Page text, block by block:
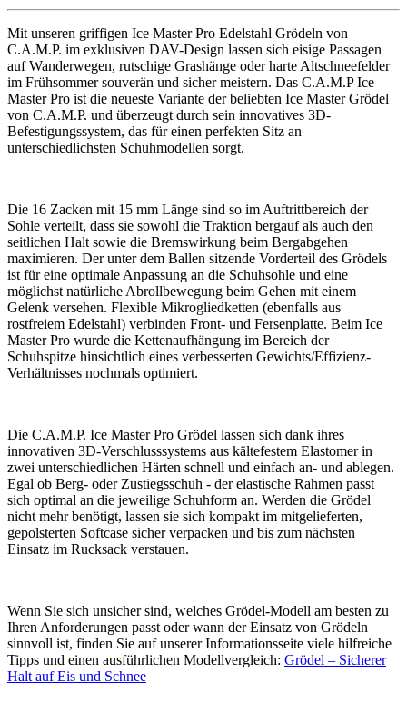
Mit unseren griffigen Ice Master Pro Edelstahl Grödeln von
C.A.M.P. im exklusiven DAV-Design lassen sich eisige Passagen
auf Wanderwegen, rutschige Grashänge oder harte Altschneefelder
im Frühsommer souverän und sicher meistern. Das C.A.M.P Ice
Master Pro ist die neueste Variante der beliebten Ice Master Grödel
von C.A.M.P. und überzeugt durch sein innovatives 3D-
Befestigungssystem, das für einen perfekten Sitz an
unterschiedlichsten Schuhmodellen sorgt.
Die 16 Zacken mit 15 mm Länge sind so im Auftrittbereich der
Sohle verteilt, dass sie sowohl die Traktion bergauf als auch den
seitlichen Halt sowie die Bremswirkung beim Bergabgehen
maximieren. Der unter dem Ballen sitzende Vorderteil des Grödels
ist für eine optimale Anpassung an die Schuhsohle und eine
möglichst natürliche Abrollbewegung beim Gehen mit einem
Gelenk versehen. Flexible Mikrogliedketten (ebenfalls aus
rostfreiem Edelstahl) verbinden Front- und Fersenplatte. Beim Ice
Master Pro wurde die Kettenaufhängung im Bereich der
Schuhspitze hinsichtlich eines verbesserten Gewichts/Effizienz-
Verhältnisses nochmals optimiert.
Die C.A.M.P. Ice Master Pro Grödel lassen sich dank ihres
innovativen 3D-Verschlusssystems aus kältefestem Elastomer in
zwei unterschiedlichen Härten schnell und einfach an- und ablegen.
Egal ob Berg- oder Zustiegsschuh - der elastische Rahmen passt
sich optimal an die jeweilige Schuhform an. Werden die Grödel
nicht mehr benötigt, lassen sie sich kompakt im mitgelieferten,
gepolsterten Softcase sicher verpacken und bis zum nächsten
Einsatz im Rucksack verstauen.
Wenn Sie sich unsicher sind, welches Grödel-Modell am besten zu
Ihren Anforderungen passt oder wann der Einsatz von Grödeln
sinnvoll ist, finden Sie auf unserer Informationsseite viele hilfreiche
Tipps und einen ausführlichen Modellvergleich: Grödel – Sicherer
Halt auf Eis und Schnee